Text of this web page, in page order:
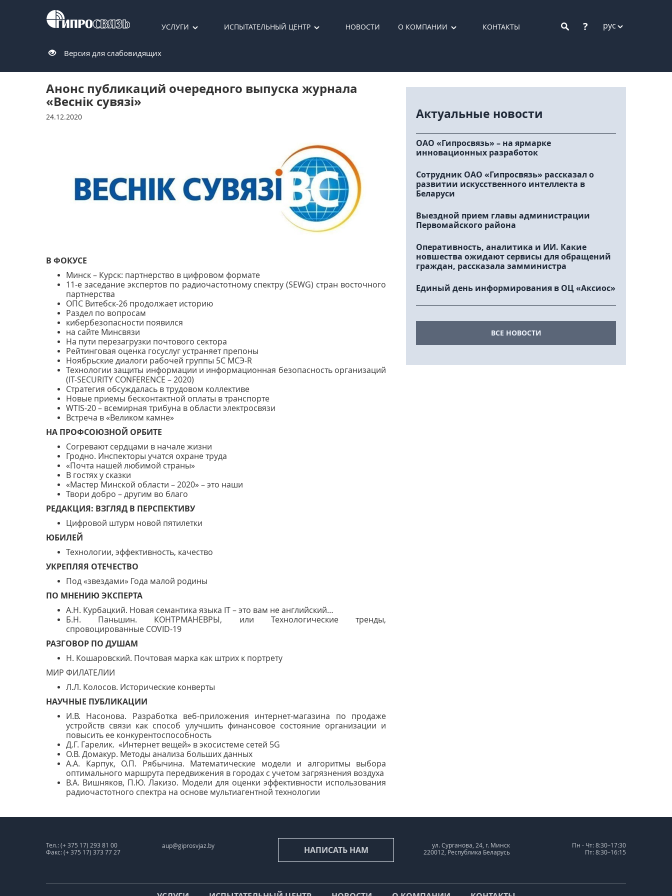
УСЛУГИ ИСПЫТАТЕЛЬНЫЙ ЦЕНТР НОВОСТИ О КОМПАНИИ КОНТАКТЫ ? рус
Версия для слабовидящих
Анонс публикаций очередного выпуска журнала
«Веснiк сувязi»
24.12.2020
В ФОКУСЕ
Минск – Курск: партнерство в цифровом формате
11-е заседание экспертов по радиочастотному спектру (SEWG) стран восточного
партнерства
ОПС Витебск-26 продолжает историю
Раздел по вопросам
кибербезопасности появился
на сайте Минсвязи
На пути перезагрузки почтового сектора
Рейтинговая оценка госуслуг устраняет препоны
Ноябрьские диалоги рабочей группы 5С МСЭ-R
Технологии защиты информации и информационная безопасность организаций
(IT-SECURITY CONFERENCE – 2020)
Стратегия обсуждалась в трудовом коллективе
Новые приемы бесконтактной оплаты в транспорте
WTIS-20 – всемирная трибуна в области электросвязи
Встреча в «Великом камне»
НА ПРОФСОЮЗНОЙ ОРБИТЕ
Согревают сердцами в начале жизни
Гродно. Инспекторы учатся охране труда
«Почта нашей любимой страны»
В гостях у сказки
«Мастер Минской области – 2020» – это наши
Твори добро – другим во благо
РЕДАКЦИЯ: ВЗГЛЯД В ПЕРСПЕКТИВУ
Цифровой штурм новой пятилетки
ЮБИЛЕЙ
Технологии, эффективность, качество
УКРЕПЛЯЯ ОТЕЧЕСТВО
Под «звездами» Года малой родины
ПО МНЕНИЮ ЭКСПЕРТА
А.Н. Курбацкий. Новая семантика языка IT – это вам не английский…
Б.Н. Паньшин. КОНТРМАНЕВРЫ, или Технологические тренды,
спровоцированные COVID-19
РАЗГОВОР ПО ДУШАМ
Н. Кошаровский. Почтовая марка как штрих к портрету
МИР ФИЛАТЕЛИИ
Л.Л. Колосов. Исторические конверты
НАУЧНЫЕ ПУБЛИКАЦИИ
И.В. Насонова. Разработка веб-приложения интернет-магазина по продаже
устройств связи как способ улучшить финансовое состояние организации и
повысить ее конкурентоспособность
Д.Г. Гарелик. «Интернет вещей» в экосистеме сетей 5G
О.В. Домакур. Методы анализа больших данных
А.А. Карпук, О.П. Рябычина. Математические модели и алгоритмы выбора
оптимального маршрута передвижения в городах с учетом загрязнения воздуха
В.А. Вишняков, П.Ю. Лакизо. Модели для оценки эффективности использования
радиочастотного спектра на основе мультиагентной технологии
Актуальные новости
ОАО «Гипросвязь» – на ярмарке
инновационных разработок
Сотрудник ОАО «Гипросвязь» рассказал о
развитии искусственного интеллекта в
Беларуси
Выездной прием главы администрации
Первомайского района
Оперативность, аналитика и ИИ. Какие
новшества ожидают сервисы для обращений
граждан, рассказала замминистра
Единый день информирования в ОЦ «Аксиос»
ВСЕ НОВОСТИ
Тел.: (+ 375 17) 293 81 00
Факс: (+ 375 17) 373 77 27
aup@giprosvjaz.by НАПИСАТЬ НАМ
ул. Сурганова, 24, г. Минск
220012, Республика Беларусь
Пн - Чт: 8:30–17:30
Пт: 8:30–16:15